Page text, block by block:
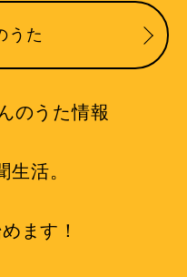
うた
のうた情報
生活。
ます！